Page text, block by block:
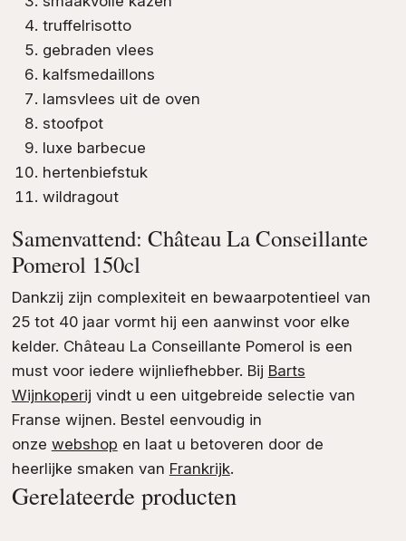
truffelrisotto
gebraden vlees
kalfsmedaillons
lamsvlees uit de oven
stoofpot
luxe barbecue
hertenbiefstuk
wildragout
Samenvattend: Château La Conseillante
Pomerol 150cl
Dankzij zijn complexiteit en bewaarpotentieel van
25 tot 40 jaar vormt hij een aanwinst voor elke
kelder. Château La Conseillante Pomerol is een
must voor iedere wijnliefhebber. Bij Barts
Wijnkoperij vindt u een uitgebreide selectie van
Franse wijnen. Bestel eenvoudig in
onze webshop en laat u betoveren door de
heerlijke smaken van Frankrijk.
Gerelateerde producten